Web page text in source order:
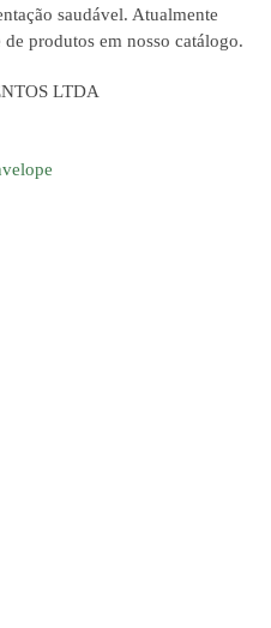
saudável. Atualmente
produtos em nosso catálogo.
LTDA